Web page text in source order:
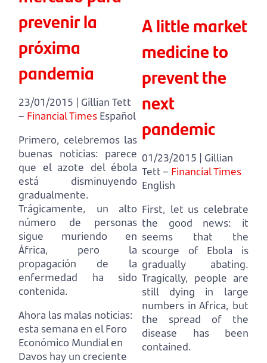
prevenir la
próxima
pandemia
23/01/2015 | Gillian Tett
– Financial Times Español
Primero, celebremos las
buenas noticias: parece
que el azote del ébola
está disminuyendo
gradualmente.
Trágicamente, un alto
número de personas
sigue muriendo en
África, pero la
propagación de la
enfermedad ha sido
contenida.
Ahora las malas noticias:
esta semana en el Foro
Económico Mundial en
Davos hay un creciente
A little market
medicine to
prevent the
next
pandemic
01/23/2015 | Gillian
Tett – Financial Times
English
First, let us celebrate
the good news:
it
seems that the
scourge of Ebola is
gradually abating.
Tragically, people are
still dying in large
numbers in Africa, but
the spread of the
disease has been
contained.